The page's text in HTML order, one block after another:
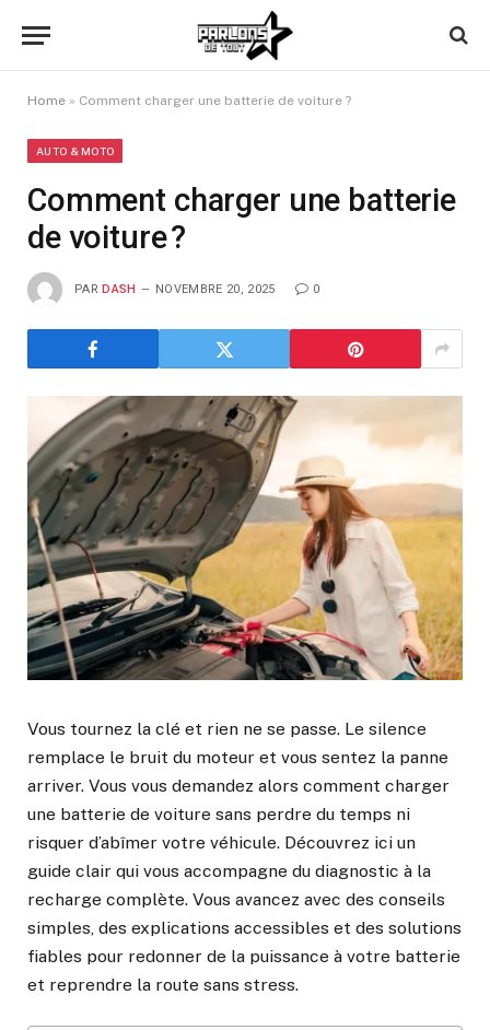
Home » Comment charger une batterie de voiture ?
AUTO & MOTO
Comment charger une batterie
de voiture ?
PAR DASH NOVEMBRE 20, 2025 0
Vous tournez la clé et rien ne se passe. Le silence
remplace le bruit du moteur et vous sentez la panne
arriver. Vous vous demandez alors comment charger
une batterie de voiture sans perdre du temps ni
risquer d’abîmer votre véhicule. Découvrez ici un
guide clair qui vous accompagne du diagnostic à la
recharge complète. Vous avancez avec des conseils
simples, des explications accessibles et des solutions
fiables pour redonner de la puissance à votre batterie
et reprendre la route sans stress.